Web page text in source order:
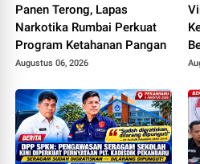
Panen Terong, Lapas
Narkotika Rumbai Perkuat
Program Ketahanan Pangan
Augustus 06, 2026